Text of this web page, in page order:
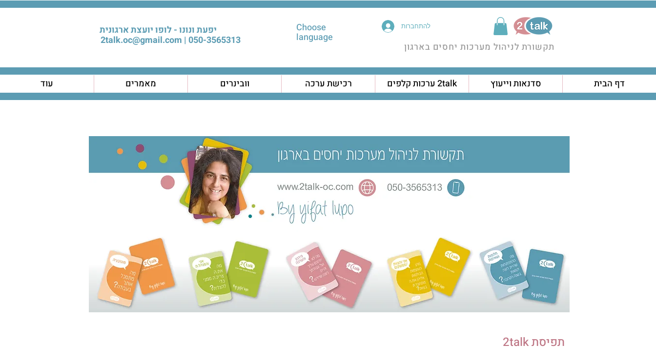
יפעת ונונו - לופו יועצת ארגונית
050-3565313 |
2talk.oc@gmail.com
להתחברות
תקשורת לניהול מערכות יחסים בארגון
דף הבית סדנאות וייעוץ 2talk ערכות קלפים רכישת ערכה וובינרים מאמרים עוד
Choose
language
תפיסת 2talk